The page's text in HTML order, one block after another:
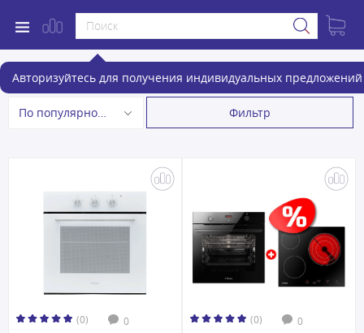
Авторизуйтесь для получения индивидуальных предложений
Электрические духовые шкафы
По популярности Фильтр
(0) 0 (0) 0